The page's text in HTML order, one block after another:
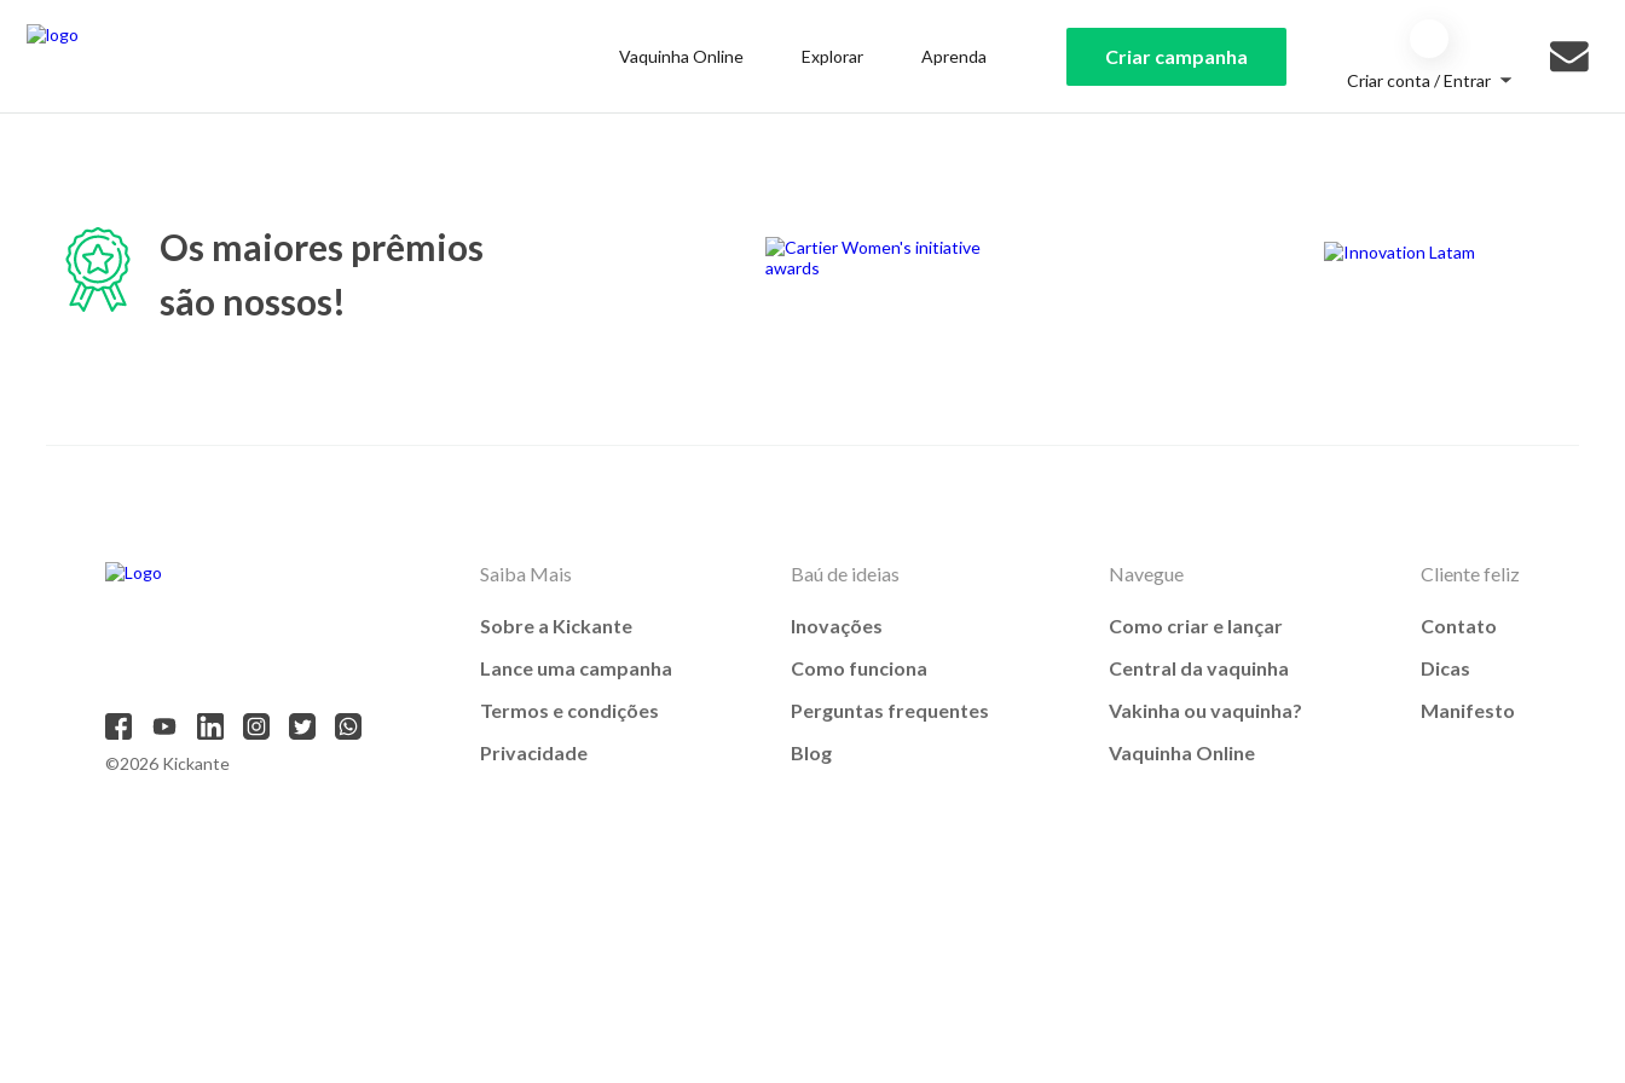
Vaquinha Online Explorar Aprenda Criar campanha
Criar conta / Entrar
Os maiores prêmios
são nossos!
©2026 Kickante
Saiba Mais
Sobre a Kickante
Lance uma campanha
Termos e condições
Privacidade
Baú de ideias
Inovações
Como funciona
Perguntas frequentes
Blog
Navegue
Como criar e lançar
Central da vaquinha
Vakinha ou vaquinha?
Vaquinha Online
Cliente feliz
Contato
Dicas
Manifesto